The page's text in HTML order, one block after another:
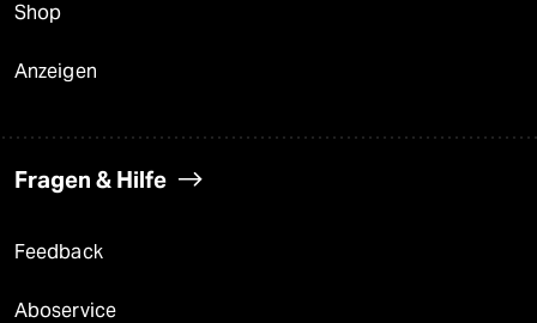
Shop
Anzeigen
Fragen & Hilfe
Feedback
Aboservice